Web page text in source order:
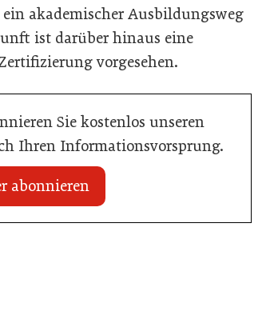
akademischer Ausbildungsweg
ist darüber hinaus eine
vorgesehen.
Sie kostenlos unseren
Ihren Informationsvorsprung.
abonnieren